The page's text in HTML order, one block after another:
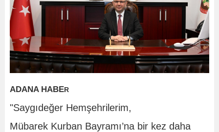
ADANA HABER
"Saygıdeğer Hemşehrilerim,
Mübarek Kurban Bayramı’na bir kez daha